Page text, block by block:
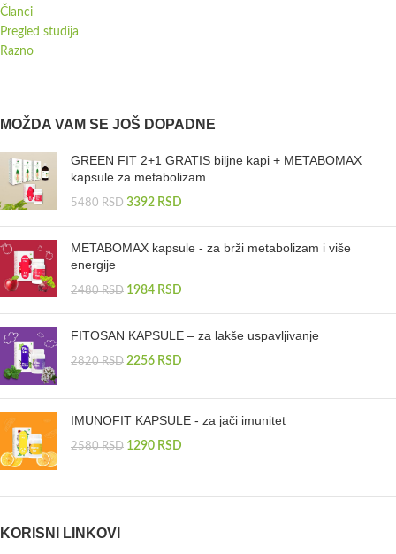
Članci
Pregled studija
Razno
MOŽDA VAM SE JOŠ DOPADNE
GREEN FIT 2+1 GRATIS biljne kapi + METABOMAX
kapsule za metabolizam
5480RSD 3392 RSD
METABOMAX kapsule - za brži metabolizam i više
energije
2480RSD 1984 RSD
FITOSAN KAPSULE – za lakše uspavljivanje
2820RSD 2256 RSD
IMUNOFIT KAPSULE - za jači imunitet
2580RSD 1290 RSD
KORISNI LINKOVI